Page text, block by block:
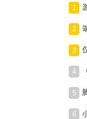
1
2
3
4
5
6